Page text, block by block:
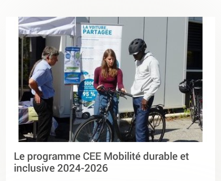
Le programme CEE Mobilité durable et
inclusive 2024-2026